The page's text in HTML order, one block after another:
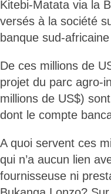
Kitebi-Matata via la
versés à la société
banque sud-
De ces millions de
projet du parc agro-
millions de US$)
dont le compte
A quoi servent ces
qui n’a aucun lien
fournisseuse ni